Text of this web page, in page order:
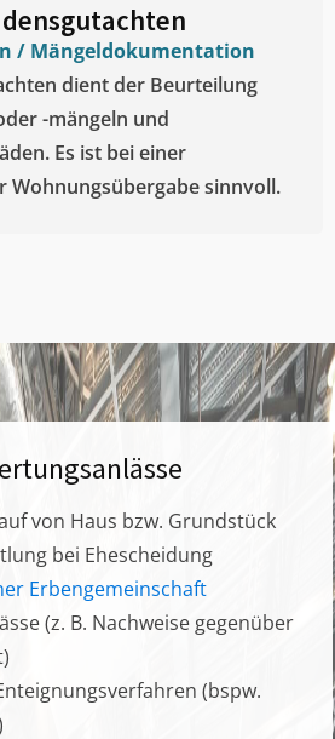
/ Mängeldokumentation
dient der Beurteilung
-mängeln und
Es ist bei einer
Wohnungsübergabe sinnvoll.
von Haus bzw. Grundstück
bei Ehescheidung
Erbengemeinschaft
(z. B. Nachweise gegenüber
(bspw.